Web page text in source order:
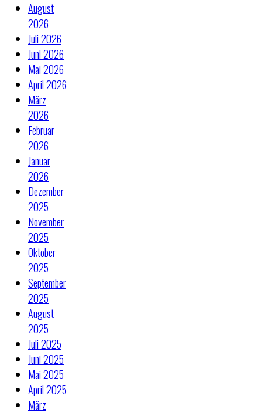
August
2026
Juli 2026
Juni 2026
Mai 2026
April 2026
März
2026
Februar
2026
Januar
2026
Dezember
2025
November
2025
Oktober
2025
September
2025
August
2025
Juli 2025
Juni 2025
Mai 2025
April 2025
März